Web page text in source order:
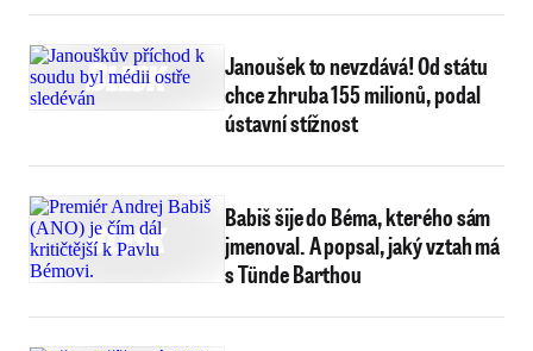
Janoušek to nevzdává! Od státu
chce zhruba 155 milionů, podal
ústavní stížnost
Babiš šije do Béma, kterého sám
jmenoval. A popsal, jaký vztah má
s Tünde Barthou